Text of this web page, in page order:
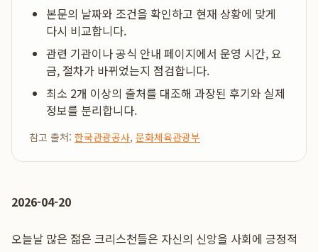
본문의 날짜와 조건을 확인하고 현재 상황에 맞게
다시 비교합니다.
관련 기관이나 공식 안내 페이지에서 운영 시간, 요
금, 절차가 바뀌었는지 점검합니다.
최소 2개 이상의 출처를 대조해 과장된 후기와 실제
정보를 분리합니다.
참고 출처: 한국관광공사, 문화체육관광부
2026-04-20
오늘날 많은 젊은 크리스천들은 자신의 신앙을 사회에 긍정적